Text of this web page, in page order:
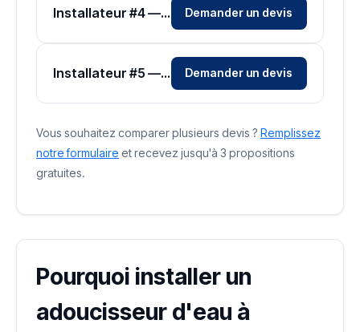
Installateur #4 — Zone Essonne Demander un devis
Installateur #5 — Zone Essonne Demander un devis
Vous souhaitez comparer plusieurs devis ? Remplissez
notre formulaire et recevez jusqu'à 3 propositions
gratuites.
Pourquoi installer un
adoucisseur d'eau à